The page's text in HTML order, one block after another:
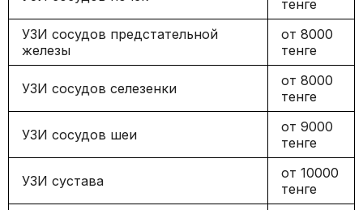
тенге
УЗИ сосудов предстательной
железы
от 8000
тенге
УЗИ сосудов селезенки
от 8000
тенге
УЗИ сосудов шеи
от 9000
тенге
УЗИ сустава
от 10000
тенге